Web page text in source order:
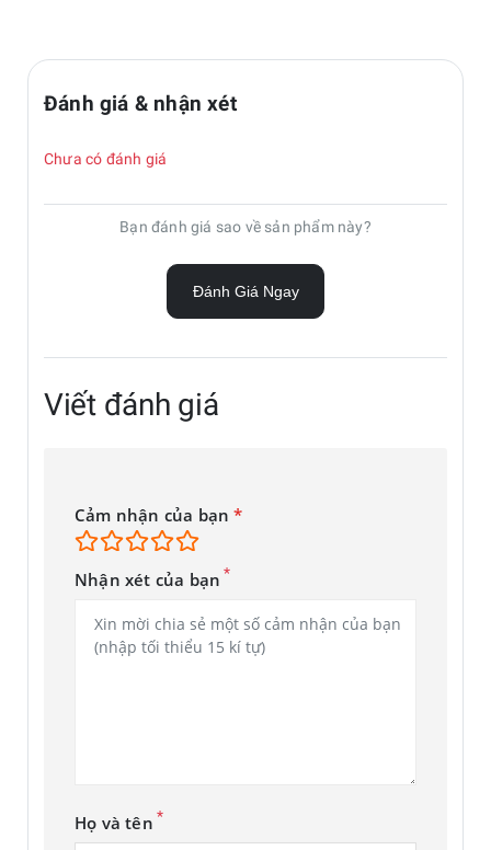
Đánh giá & nhận xét
Chưa có đánh giá
Bạn đánh giá sao về sản phẩm này?
Đánh Giá Ngay
Viết đánh giá
Cảm nhận của bạn*
Nhận xét của bạn *
Họ và tên *